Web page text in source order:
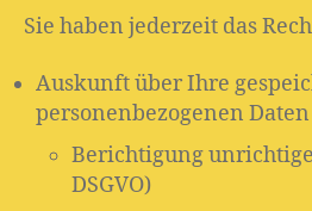
Sie haben jederzeit das
Auskunft über Ihre
personenbezogenen Daten
Berichtigung
DSGVO)